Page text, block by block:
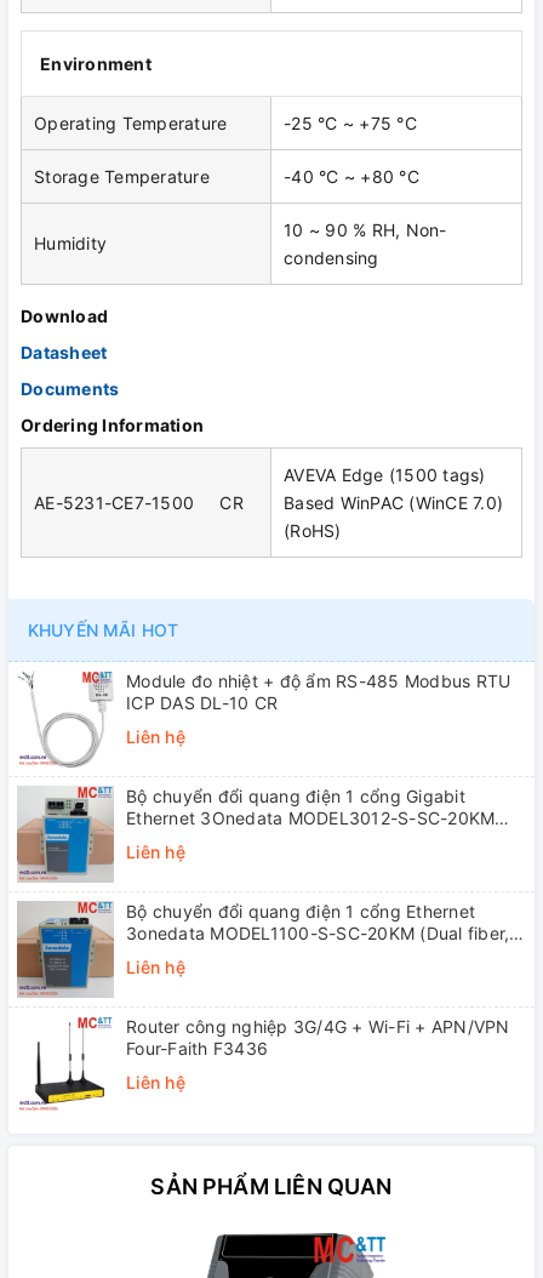
Environment
Operating Temperature -25 °C ~ +75 °C
Storage Temperature -40 °C ~ +80 °C
Humidity
10 ~ 90 % RH, Non-
condensing
Download
Datasheet
Documents
Ordering Information
AE-5231-CE7-1500 CR
AVEVA Edge (1500 tags)
Based WinPAC (WinCE 7.0)
(RoHS)
KHUYẾN MÃI HOT
Module đo nhiệt + độ ẩm RS-485 Modbus RTU
ICP DAS DL-10 CR
Liên hệ
Bộ chuyển đổi quang điện 1 cổng Gigabit
Ethernet 3Onedata MODEL3012-S-SC-20KM
Liên hệ
Bộ chuyển đổi quang điện 1 cổng Ethernet
3onedata MODEL1100-S-SC-20KM (Dual fiber,
Liên hệ
Router công nghiệp 3G/4G + Wi-Fi + APN/VPN
Four-Faith F3436
Liên hệ
SẢN PHẨM LIÊN QUAN